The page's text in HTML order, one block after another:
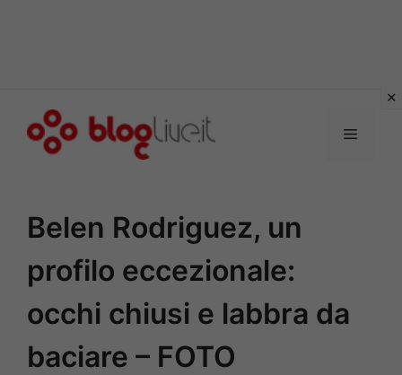
Menu
Belen Rodriguez, un
profilo eccezionale:
occhi chiusi e labbra da
baciare – FOTO